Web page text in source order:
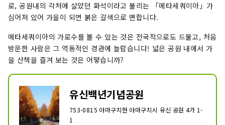
로, 공원내의 각처에 살았던 화석이라고 불리는 「메타세쿼이아」가
심어져 있어 가을이 되면 붉은 갈색으로 변합니다.
메타세쿼이아의 가로수를 볼 수 있는 것은 전국적으로도 드물고, 처음
방문한 사람은 그 역동적인 경관에 놀랍습니다! 넓은 공원 내에서 가
을 산책을 즐겨 보는 것은 어떻습니까?
유신백년기념공원
753-0815 야마구치현 야마구치시 유신 공원 4가 1-
1